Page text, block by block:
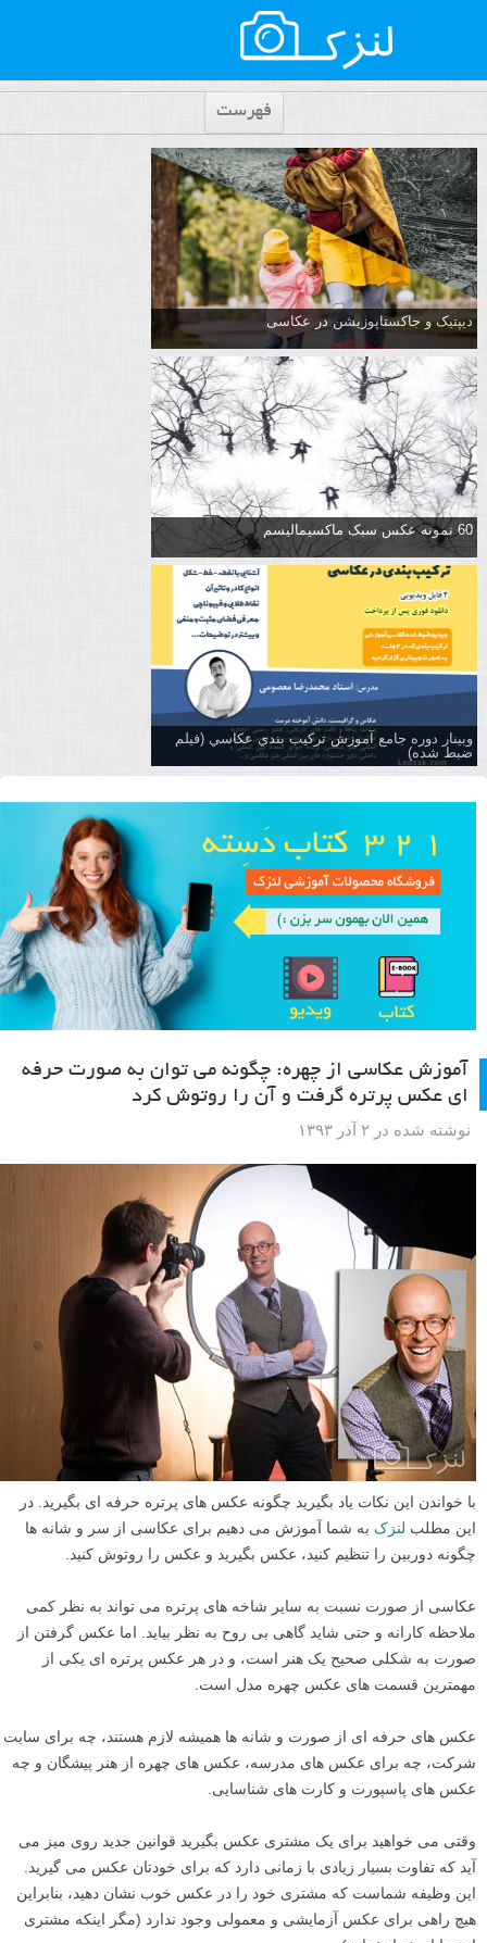
فهرست
دیپتیک و جاکستا‌پوزیشن در عکاسی
60 نمونه عکس سبک ماکسیمالیسم
وبینار دوره جامع آموزش تركيب بندي عكاسي (فیلم
ضبط شده)
آموزش عکاسی از چهره: چگونه می توان به صورت حرفه
ای عکس پرتره گرفت و آن را روتوش کرد
نوشته شده در ۲ آذر ۱۳۹۳
با خواندن این نکات یاد بگیرید چگونه عکس های پرتره حرفه ای بگیرید. در
این مطلب لنزک به شما آموزش می دهیم برای عکاسی از سر و شانه ها
چگونه دوربین را تنظیم کنید، عکس بگیرید و عکس را روتوش کنید.
عکاسی از صورت نسبت به سایر شاخه های پرتره می تواند به نظر کمی
ملاحظه کارانه و حتی شاید گاهی بی روح به نظر بیاید. اما عکس گرفتن از
صورت به شکلی صحیح یک هنر است، و در هر عکس پرتره ای یکی از
مهمترین قسمت های عکس چهره مدل است.
عکس های حرفه ای از صورت و شانه ها همیشه لازم هستند، چه برای سایت
شرکت، چه برای عکس های مدرسه، عکس های چهره از هنر پیشگان و چه
عکس های پاسپورت و کارت های شناسایی.
وقتی می خواهید برای یک مشتری عکس بگیرید قوانین جدید روی میز می
آید که تفاوت بسیار زیادی با زمانی دارد که برای خودتان عکس می گیرید.
این وظیفه شماست که مشتری خود را در عکس خوب نشان دهید، بنابراین
هیچ راهی برای عکس آزمایشی و معمولی وجود ندارد (مگر اینکه مشتری